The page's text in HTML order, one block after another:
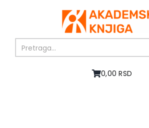
0,00 RSD